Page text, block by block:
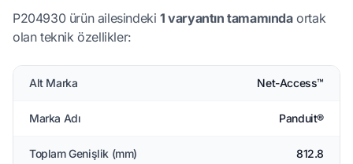
P204930 ürün ailesindeki 1 varyantın tamamındaortak
olan teknik özellikler:
Alt Marka Net-Access™
Marka Adı Panduit®
Toplam Genişlik (mm) 812.8